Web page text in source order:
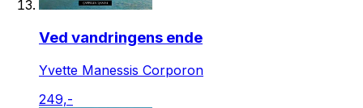
Ved vandringens ende
Yvette Manessis Corporon
249,-